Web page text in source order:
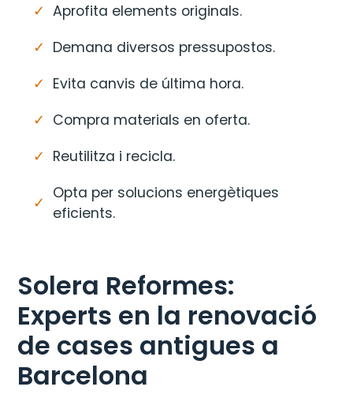
Aprofita elements originals.
Demana diversos pressupostos.
Evita canvis de última hora.
Compra materials en oferta.
Reutilitza i recicla.
Opta per solucions energètiques
eficients.
Solera Reformes:
Experts en la renovació
de cases antigues a
Barcelona